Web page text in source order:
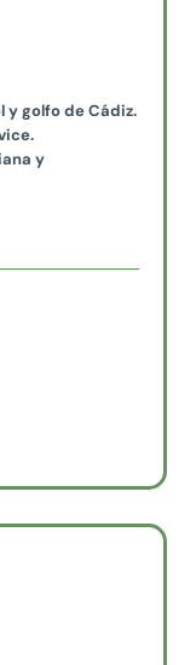
y golfo de Cádiz.
y